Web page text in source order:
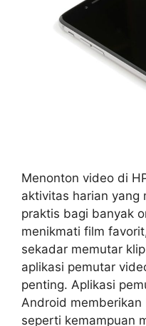
Menonton video di
aktivitas harian yang
praktis bagi banyak
menikmati film
sekadar memutar
aplikasi pemutar
penting. Aplikasi
Android
seperti kemampuan